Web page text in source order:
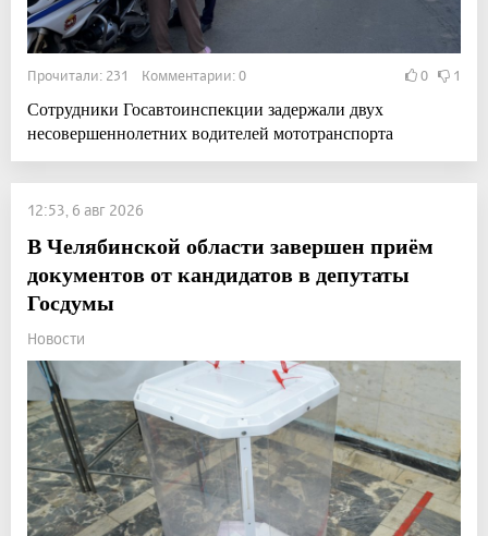
Прочитали: 231 Комментарии: 0 0 1
Сотрудники Госавтоинспекции задержали двух
несовершеннолетних водителей мототранспорта
12:53, 6 авг 2026
В Челябинской области завершен приём
документов от кандидатов в депутаты
Госдумы
Новости